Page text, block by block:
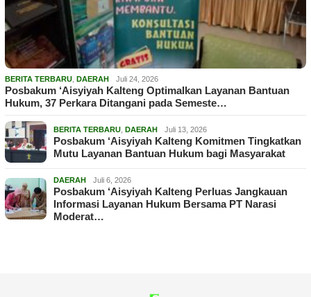
BERITA TERBARU DAERAH Juli 24, 2026
Posbakum ‘Aisyiyah Kalteng Optimalkan Layanan Bantuan
Hukum, 37 Perkara Ditangani pada Semeste…
BERITA TERBARU DAERAH Juli 13, 2026
Posbakum ‘Aisyiyah Kalteng Komitmen Tingkatkan
Mutu Layanan Bantuan Hukum bagi Masyarakat
DAERAH Juli 6, 2026
Posbakum ‘Aisyiyah Kalteng Perluas Jangkauan
Informasi Layanan Hukum Bersama PT Narasi
Moderat…